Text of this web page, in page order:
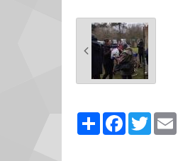
PartagerFacebook
Twitter